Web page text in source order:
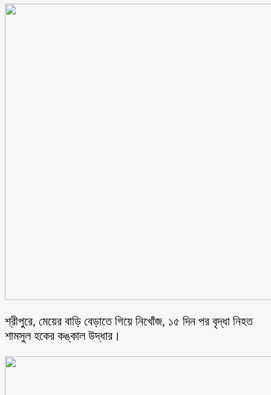
শ্রীপুরে, মেয়ের বাড়ি বেড়াতে গিয়ে নিখোঁজ, ১৫ দিন পর বৃদ্ধা নিহত
শামসুল হকের কঙ্কাল উদ্ধার।